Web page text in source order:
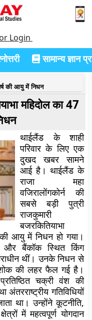
Login
सामान्य ज्ञान
की आयु में निधन
महिदोल का 47
थाईलैंड के शाही
परिवार के लिए एक
दुखद खबर सामने
आई है। थाईलैंड के
राजा महा
वजिरालोंगकोर्न की
सबसे बड़ी पुत्री
राजकुमारी
बजरकितियाभा
आयु में निधन हो गया।
और बैंकॉक स्थित किंग
थीं। उनके निधन से
की लहर फैल गई है।
चक्री वंश की
गतिविधियों
था। उन्होंने कूटनीति,
में महत्वपूर्ण योगदान